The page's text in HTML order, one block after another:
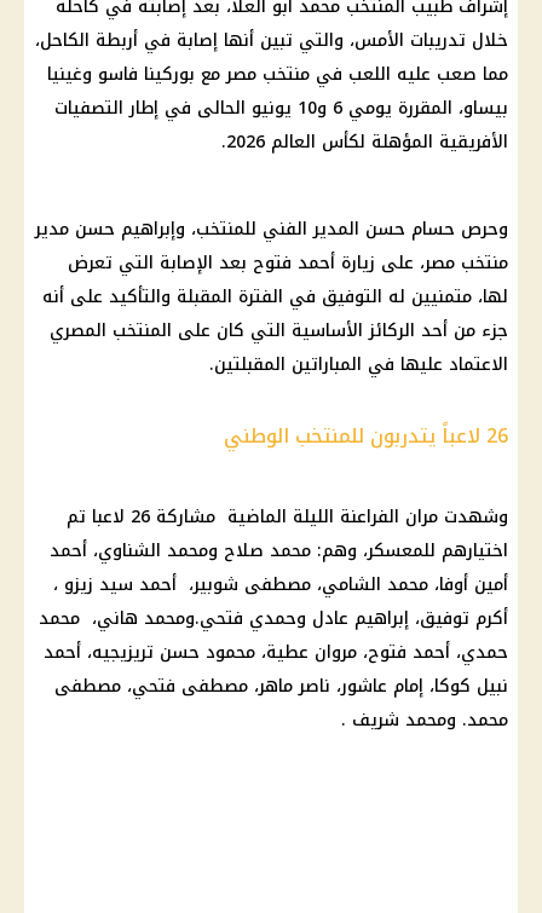
خلال تدريبات الأمس، والتي تبين أنها إصابة في أربطة الكاحل،
مما صعب عليه اللعب في منتخب مصر مع بوركينا فاسو وغينيا
بيساو، المقررة يومي 6 و10 يونيو الحالى في إطار التصفيات
الأفريقية المؤهلة لكأس العالم 2026.
وحرص حسام حسن المدير الفني للمنتخب، وإبراهيم حسن مدير
منتخب مصر، على زيارة أحمد فتوح بعد الإصابة التي تعرض
لها، متمنيين له التوفيق في الفترة المقبلة والتأكيد على أنه
جزء من أحد الركائز الأساسية التي كان على المنتخب المصري
الاعتماد عليها في المباراتين المقبلتين.
26 لاعباً يتدربون للمنتخب الوطني
وشهدت مران الفراعنة الليلة الماضية مشاركة 26 لاعبا تم
اختيارهم للمعسكر، وهم: محمد صلاح ومحمد الشناوي، أحمد
أمين أوفا، محمد الشامي، مصطفى شوبير، أحمد سيد زيزو ،
أكرم توفيق، إبراهيم عادل وحمدي فتحي.ومحمد هاني، محمد
حمدي، أحمد فتوح، مروان عطية، محمود حسن تريزيجيه، أحمد
نبيل كوكا، إمام عاشور، ناصر ماهر، مصطفى فتحي، مصطفى
محمد. ومحمد شريف .